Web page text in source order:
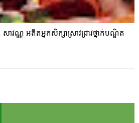
ណ្ណ អតីតអ្នកសិក្សាស្រាវជ្រាវថ្នាក់បណ្ឌិត